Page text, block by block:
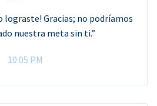
lograste! Gracias; no podríamos
nuestra meta sin ti.”
10:05 PM